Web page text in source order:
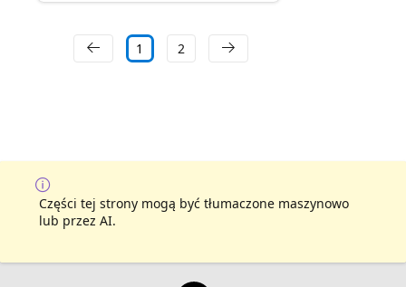
1 2
Części tej strony mogą być tłumaczone maszynowo
lub przez AI.